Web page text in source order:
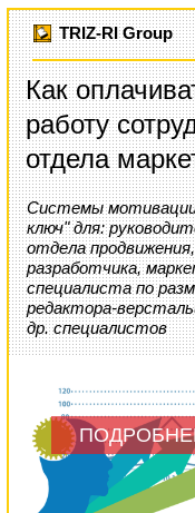
TRIZ-RI Group
Как
работу
отдела
Системы
ключ" для:
отдела продвижения,
разработчика,
специалиста по
редактора-
др. специалистов